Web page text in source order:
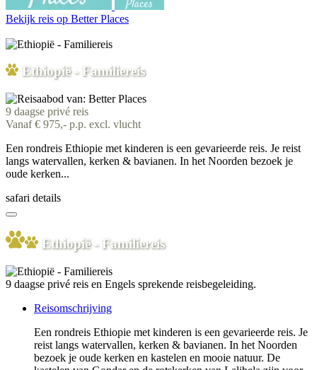
Bekijk reis op Better Places
Ethiopië - Familiereis
9 daagse privé reis
Vanaf € 975,- p.p. excl. vlucht
Een rondreis Ethiopie met kinderen is een gevarieerde reis. Je reist
langs watervallen, kerken & bavianen. In het Noorden bezoek je
oude kerken...
safari details
Ethiopië - Familiereis
9 daagse privé reis en Engels sprekende reisbegeleiding.
Reisomschrijving
Een rondreis Ethiopie met kinderen is een gevarieerde reis. Je
reist langs watervallen, kerken & bavianen. In het Noorden
bezoek je oude kerken en kastelen en mooie natuur. De